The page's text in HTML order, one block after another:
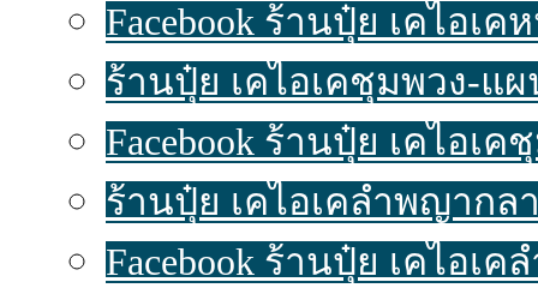
Facebook ร้านปุ๋ย เคไอ
ร้านปุ๋ย เคไอเคชุมพวง-แ
Facebook ร้านปุ๋ย เคไอ
ร้านปุ๋ย เคไอเคลำพญากล
Facebook ร้านปุ๋ย เคไอ